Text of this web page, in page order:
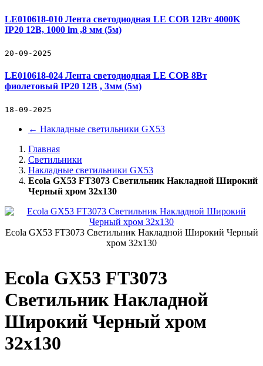
LE010618-010 Лента светодиодная LE COB 12Вт 4000K
IP20 12В, 1000 lm ,8 мм (5м)
20-09-2025
LE010618-024 Лента светодиодная LE COB 8Вт
фиолетовый IP20 12В , 3мм (5м)
18-09-2025
← Накладные светильники GX53
Главная
Светильники
Накладные светильники GX53
Ecola GX53 FT3073 Светильник Накладной Широкий
Черный хром 32x130
Ecola GX53 FT3073 Светильник Накладной Широкий Черный
хром 32x130
Ecola GX53 FT3073
Светильник Накладной
Широкий Черный хром
32x130